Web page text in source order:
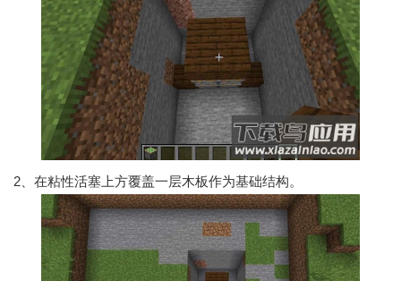
2、在粘性活塞上方覆盖一层木板作为基础结构。